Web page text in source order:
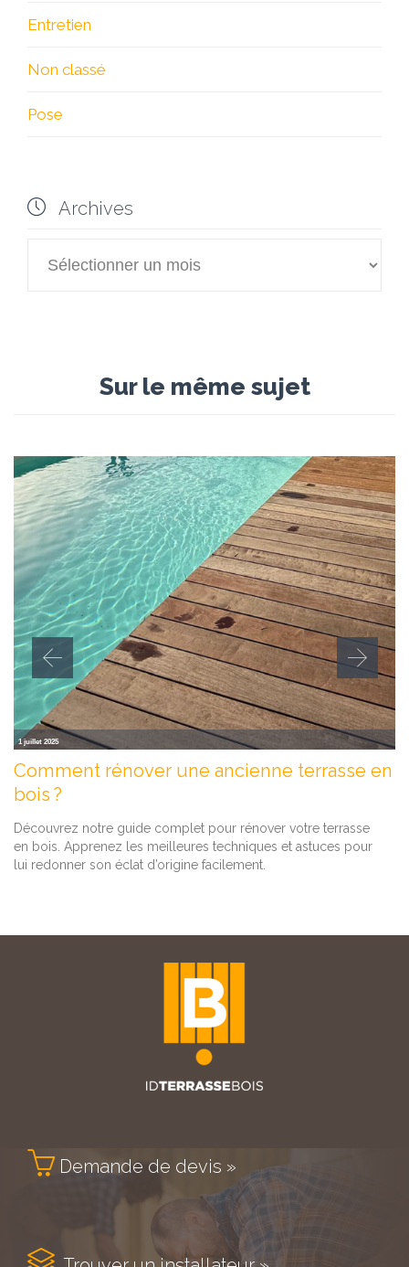
Entretien
Non classé
Pose
 Archives
Archives
Sur le même sujet
1 juillet 2025
Comment rénover une ancienne terrasse en
bois ?
Découvrez notre guide complet pour rénover votre terrasse
en bois. Apprenez les meilleures techniques et astuces pour
lui redonner son éclat d’origine facilement.
 Demande de devis »